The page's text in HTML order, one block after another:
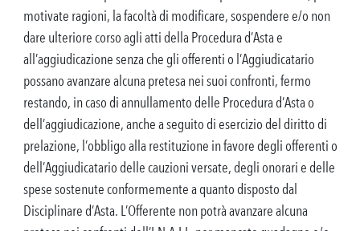
motivate ragioni, la facoltà di modificare, sospendere e/o non
dare ulteriore corso agli atti della Procedura d’Asta e
all’aggiudicazione senza che gli offerenti o l’Aggiudicatario
possano avanzare alcuna pretesa nei suoi confronti, fermo
restando, in caso di annullamento delle Procedura d’Asta o
dell’aggiudicazione, anche a seguito di esercizio del diritto di
prelazione, l’obbligo alla restituzione in favore degli offerenti o
dell’Aggiudicatario delle cauzioni versate, degli onorari e delle
spese sostenute conformemente a quanto disposto dal
Disciplinare d’Asta. L’Offerente non potrà avanzare alcuna